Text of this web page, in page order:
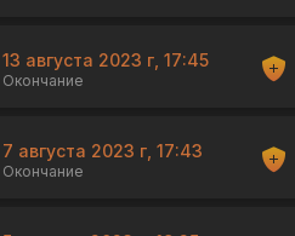
13 августа 2023 г, 17:45
Окончание
7 августа 2023 г, 17:43
Окончание